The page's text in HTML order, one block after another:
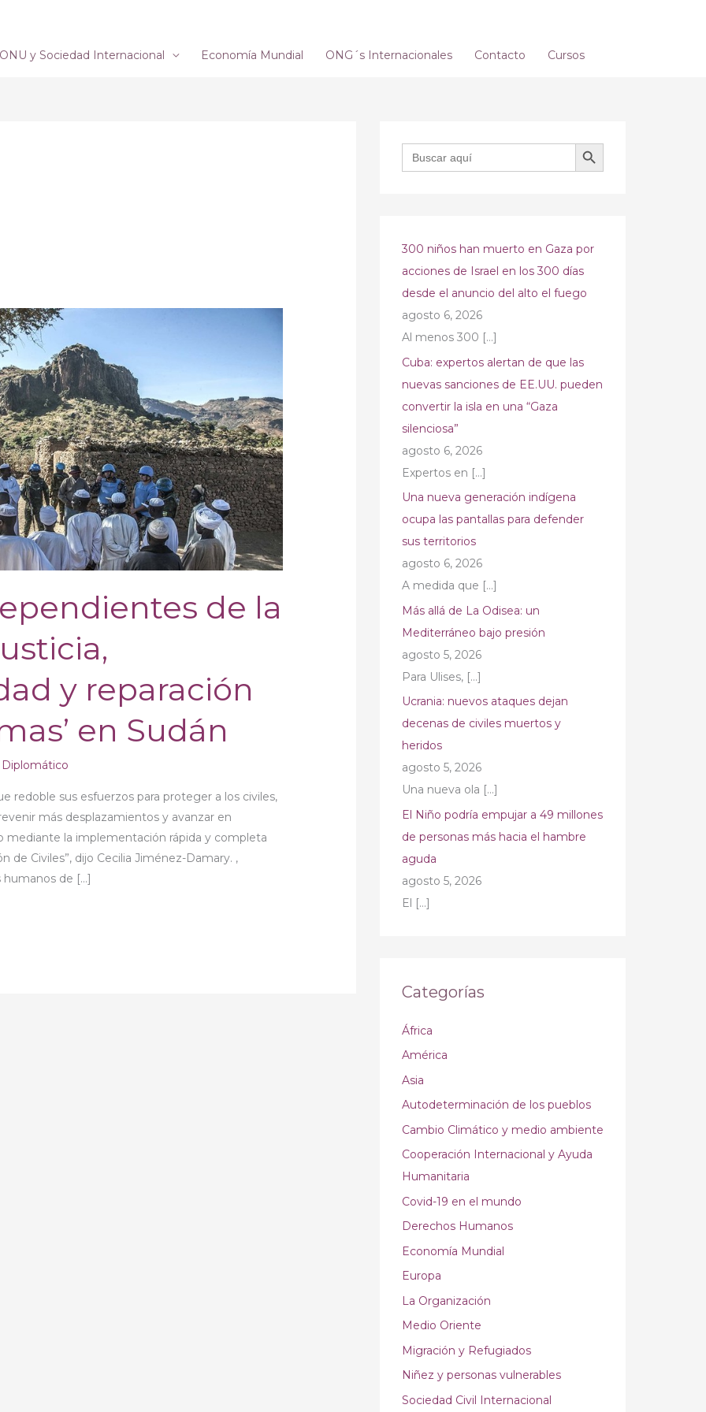
ONU y Sociedad Internacional Economía Mundial ONG´s Internacionales Contacto Cursos
de la
y reparación
en Sudán
redoble sus esfuerzos para proteger a los civiles,
más desplazamientos y avanzar en
mediante la implementación rápida y completa
de Civiles”, dijo Cecilia Jiménez-Damary. ,
humanos de […]
Buscar: BOTÓN DE BÚSQUEDA
300 niños han muerto en Gaza por
acciones de Israel en los 300 días
desde el anuncio del alto el fuego
agosto 6, 2026
Al menos 300 […]
Cuba: expertos alertan de que las
nuevas sanciones de EE.UU. pueden
convertir la isla en una “Gaza
silenciosa”
agosto 6, 2026
Expertos en […]
Una nueva generación indígena
ocupa las pantallas para defender
sus territorios
agosto 6, 2026
A medida que […]
Más allá de La Odisea: un
Mediterráneo bajo presión
agosto 5, 2026
Para Ulises, […]
Ucrania: nuevos ataques dejan
decenas de civiles muertos y
heridos
agosto 5, 2026
Una nueva ola […]
El Niño podría empujar a 49 millones
de personas más hacia el hambre
aguda
agosto 5, 2026
El […]
Categorías
África
América
Asia
Autodeterminación de los pueblos
Cambio Climático y medio ambiente
Cooperación Internacional y Ayuda
Humanitaria
Covid-19 en el mundo
Derechos Humanos
Economía Mundial
Europa
La Organización
Medio Oriente
Migración y Refugiados
Niñez y personas vulnerables
Sociedad Civil Internacional